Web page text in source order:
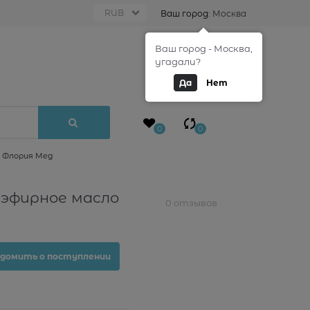
Ваш город: Москва
0
0 0
Флория Мед
масло
о поступлении
0 отзывов
Ваш город - Москва,
угадали?
Да Нет